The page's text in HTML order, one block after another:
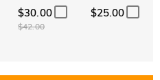
$30.00
$42.00
$25.00